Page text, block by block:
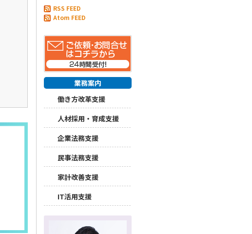
RSS FEED
Atom FEED
業務案内
働き方改革支援
人材採用・育成支援
企業法務支援
民事法務支援
家計改善支援
IT活用支援